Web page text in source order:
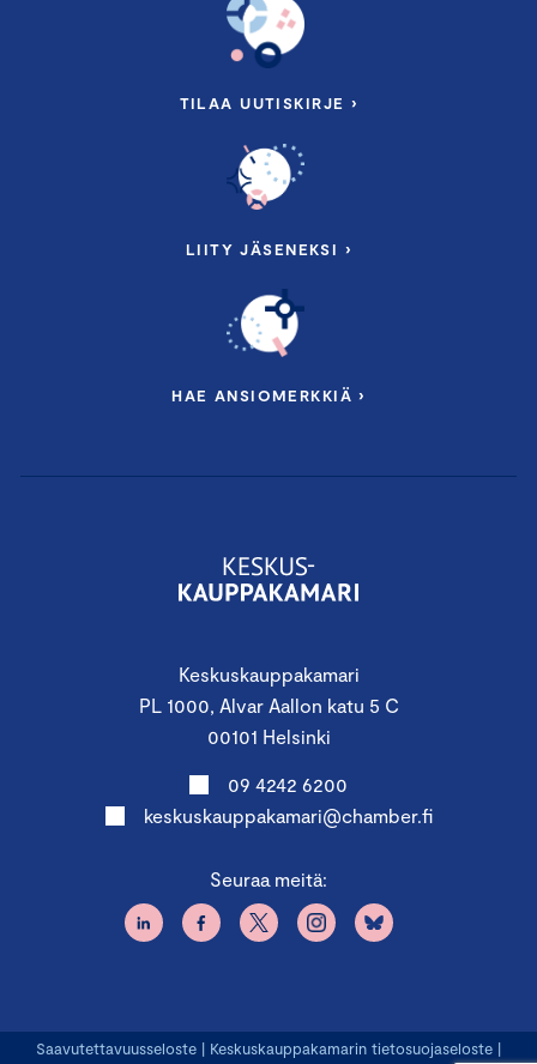
Keskuskauppakamari
PL 1000, Alvar Aallon katu 5 C
00101 Helsinki
09 4242 6200
keskuskauppakamari@chamber.fi
Seuraa meitä:
TILAA UUTISKIRJE ›
LIITY JÄSENEKSI ›
HAE ANSIOMERKKIÄ ›
Saavutettavuusseloste | Keskuskauppakamarin tietosuojaseloste |